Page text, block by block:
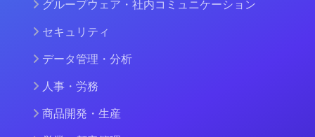
グループウェア・社内コミュニケーション
セキュリティ
データ管理・分析
人事・労務
商品開発・生産